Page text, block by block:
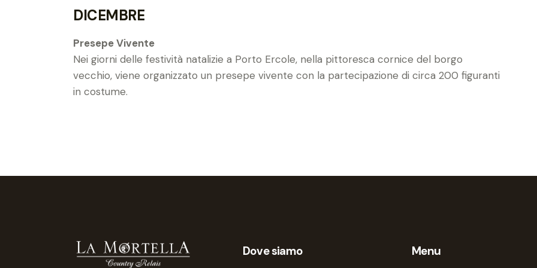
DICEMBRE
Presepe Vivente
Nei giorni delle festività natalizie a Porto Ercole, nella pittoresca cornice del borgo
vecchio, viene organizzato un presepe vivente con la partecipazione di circa 200 figuranti
in costume.
Dove siamo Menu